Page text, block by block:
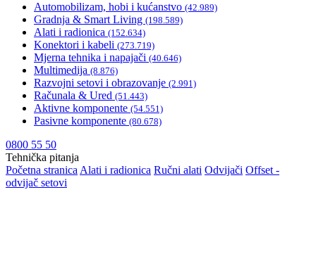
Automobilizam, hobi i kućanstvo (42.989)
Gradnja & Smart Living (198.589)
Alati i radionica (152.634)
Konektori i kabeli (273.719)
Mjerna tehnika i napajači (40.646)
Multimedija (8.876)
Razvojni setovi i obrazovanje (2.991)
Računala & Ured (51.443)
Aktivne komponente (54.551)
Pasivne komponente (80.678)
0800 55 50
Tehnička pitanja
Početna stranica Alati i radionica Ručni alati Odvijači Offset -
odvijač setovi